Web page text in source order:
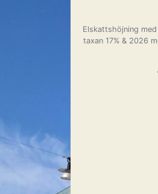
Elskattshöjning
taxan 17% & 2026